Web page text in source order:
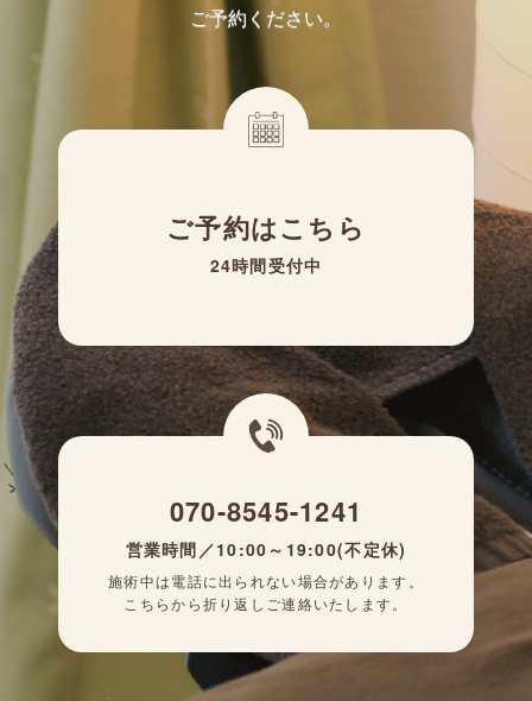
ご予約ください。
ご予約はこちら
24時間受付中
070-8545-1241
営業時間／10:00～19:00(不定休)
施術中は電話に出られない場合があります。
こちらから折り返しご連絡いたします。